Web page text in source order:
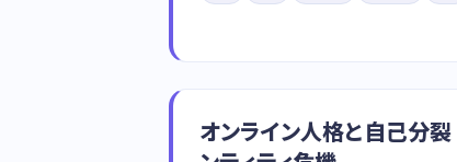
オンライン人格と自己分